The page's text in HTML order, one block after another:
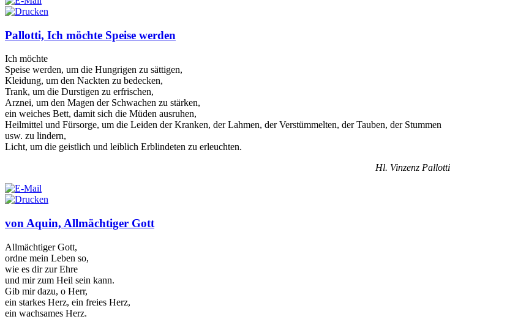
Pallotti, Ich möchte Speise werden
Ich möchte
Speise werden, um die Hungrigen zu sättigen,
Kleidung, um den Nackten zu bedecken,
Trank, um die Durstigen zu erfrischen,
Arznei, um den Magen der Schwachen zu stärken,
ein weiches Bett, damit sich die Müden ausruhen,
Heilmittel und Fürsorge, um die Leiden der Kranken, der Lahmen, der Verstümmelten, der Tauben, der Stummen
usw. zu lindern,
Licht, um die geistlich und leiblich Erblindeten zu erleuchten.
Hl. Vinzenz Pallotti
von Aquin, Allmächtiger Gott
Allmächtiger Gott,
ordne mein Leben so,
wie es dir zur Ehre
und mir zum Heil sein kann.
Gib mir dazu, o Herr,
ein starkes Herz, ein freies Herz,
ein wachsames Herz.